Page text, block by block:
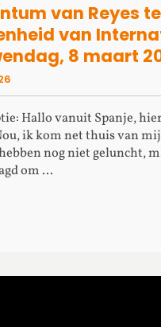
van Reyes
van
8 maart
Hallo vanuit Spanje,
ik kom net thuis van
nog niet geluncht,
om ...